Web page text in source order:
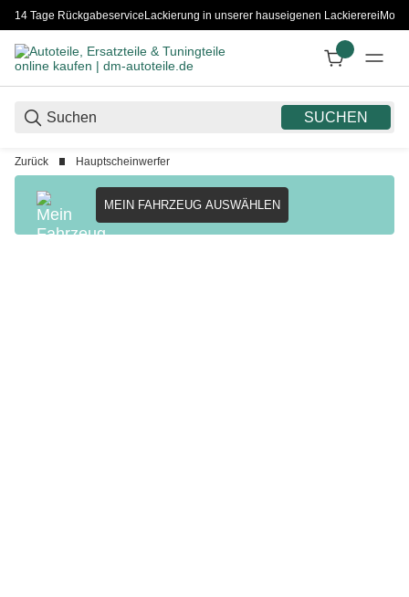
14 Tage RückgabeserviceLackierung in unserer hauseigenen Lackiererei
SUCHEN
Zurück Hauptscheinwerfer
MEIN FAHRZEUG AUSWÄHLEN